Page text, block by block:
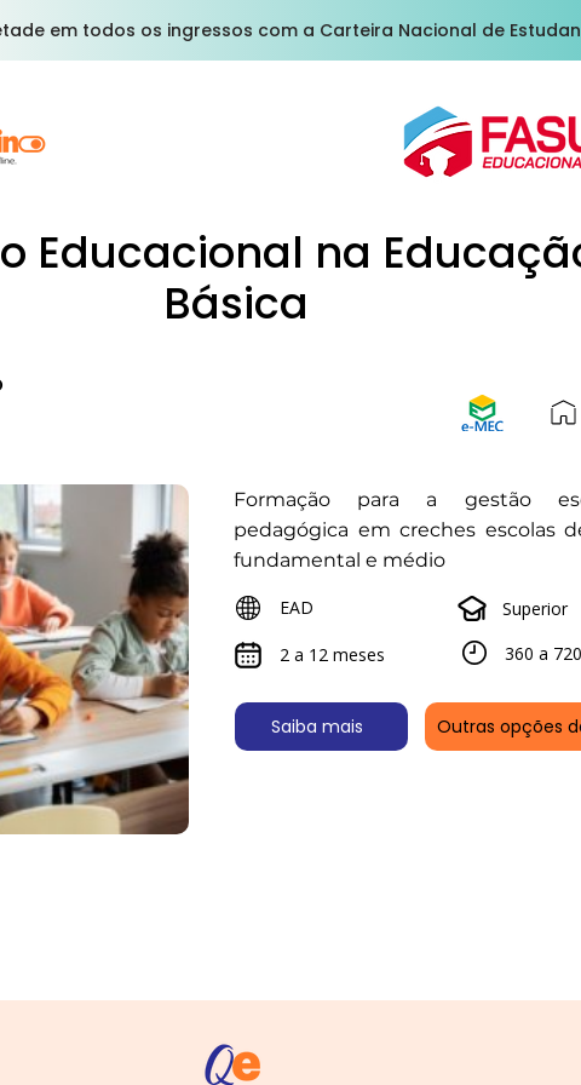
em todos os ingressos com a Carteira Nacional de
Educacional na
Básica
Formação para a gestão
pedagógica em creches escolas
fundamental e médio
EAD
Superior
2 a 12 meses
360 a
Saiba mais Outras opções